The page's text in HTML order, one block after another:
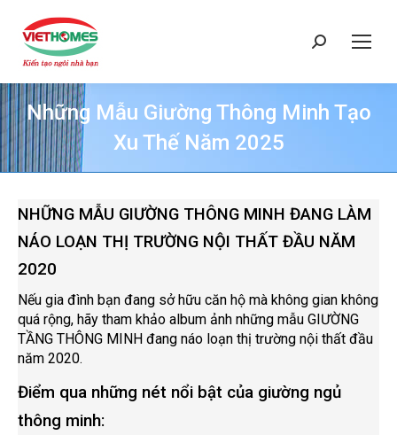
Search:
Những Mẫu Giường Thông Minh Tạo
Xu Thế Năm 2025
NHỮNG MẪU GIƯỜNG THÔNG MINH ĐANG LÀM
NÁO LOẠN THỊ TRƯỜNG NỘI THẤT ĐẦU NĂM
2020
Nếu gia đình bạn đang sở hữu căn hộ mà không gian không
quá rộng, hãy tham khảo album ảnh những mẫu GIƯỜNG
TẦNG THÔNG MINH đang náo loạn thị trường nội thất đầu
năm 2020.
Điểm qua những nét nổi bật của giường ngủ
thông minh: